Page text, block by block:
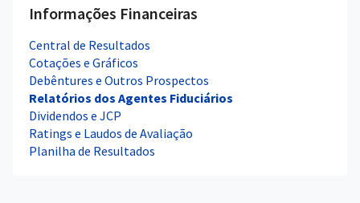
Informações Financeiras
Central de Resultados
Cotações e Gráficos
Debêntures e Outros Prospectos
Relatórios dos Agentes Fiduciários
Dividendos e JCP
Ratings e Laudos de Avaliação
Planilha de Resultados